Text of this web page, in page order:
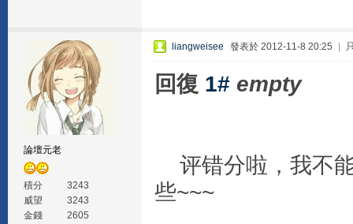
論壇元老
積分
3243
威望
3243
金錢
2605
liangweisee 發表於 2012-11-8 20:25
回復 1# empty
评错分啦，我不
些~~~